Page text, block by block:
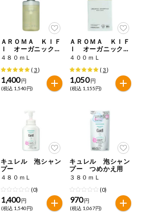
ＡＲＯＭＡ ＫＩＦ
Ｉ オーガニック
モイストシャイン
４８０ｍＬ
( 3)
1,400 円
(税込 1,540円)
ＡＲＯＭＡ ＫＩＦ
Ｉ オーガニック
モイストシャイン
え用
４００ｍＬ
( 3)
1,050 円
(税込 1,155円)
キュレル 泡シャン
プー
４８０ｍＬ
(0)
1,400 円
(税込 1,540円)
キュレル 泡シャン
プー つめかえ用
３８０ｍＬ
(0)
970円
(税込 1,067円)